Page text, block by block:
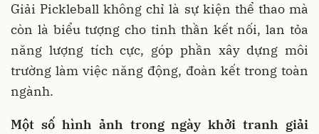
Giải Pickleball không chỉ là sự kiện thể thao mà
còn là biểu tượng cho tinh thần kết nối, lan tỏa
năng lượng tích cực, góp phần xây dựng môi
trường làm việc năng động, đoàn kết trong toàn
ngành.
Một số hình ảnh trong ngày khởi tranh giải